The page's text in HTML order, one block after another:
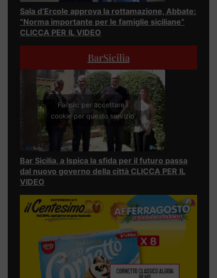
Sala d’Ercole approva la rottamazione, Abbate:
“Norma importante per le famiglie siciliane”
CLICCA PER IL VIDEO
BarSicilia
Fai clic per accettare i
cookie per questo servizio
Bar Sicilia, a Ispica la sfida per il futuro passa
dal nuovo governo della città CLICCA PER IL
VIDEO